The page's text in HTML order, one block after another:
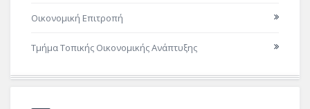
Οικονομική Επιτροπή
Τμήμα Τοπικής Οικονομικής Ανάπτυξης